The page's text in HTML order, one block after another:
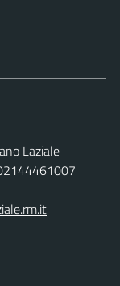
Laziale